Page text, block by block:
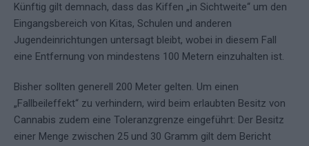
Künftig gilt demnach, dass das Kiffen „in Sichtweite“ um den
Eingangsbereich von Kitas, Schulen und anderen
Jugendeinrichtungen untersagt bleibt, wobei in diesem Fall
eine Entfernung von mindestens 100 Metern einzuhalten ist.
Bisher sollten generell 200 Meter gelten. Um einen
„Fallbeileffekt“ zu verhindern, wird beim erlaubten Besitz von
Cannabis zudem eine Toleranzgrenze eingeführt: Der Besitz
einer Menge zwischen 25 und 30 Gramm gilt dem Bericht